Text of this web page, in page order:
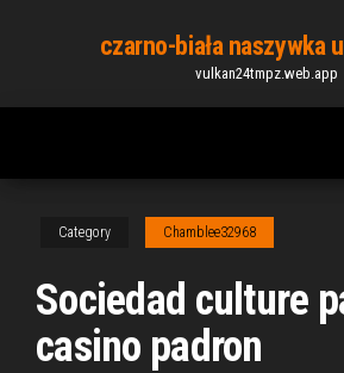
content
czarno-biała naszywka
vulkan24tmpz.web.app
Category Chamblee32968
Sociedad culture
casino padron